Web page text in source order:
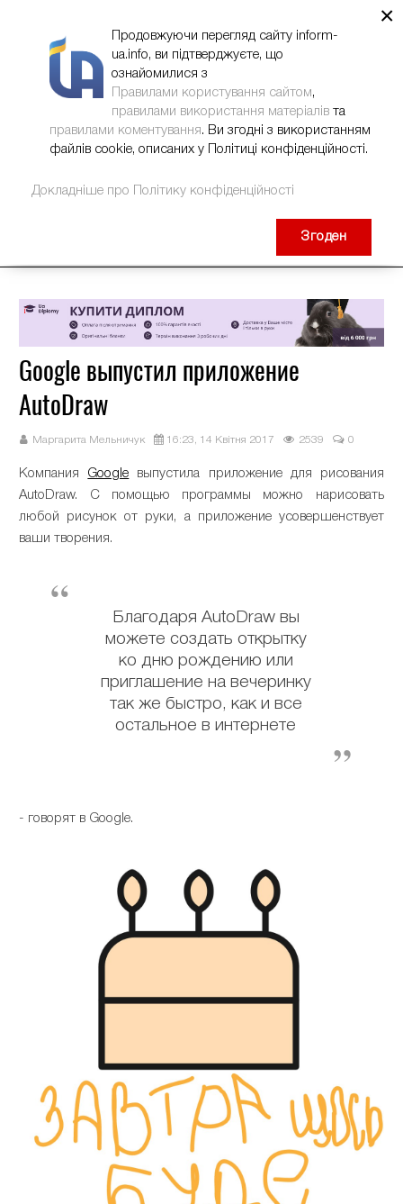
Google выпустил приложение
AutoDraw
Маргарита Мельничук 16:23, 14 Квітня 2017 2539 0
Компания Google выпустила приложение для рисования
AutoDraw. С помощью программы можно нарисовать
любой рисунок от руки, а приложение усовершенствует
ваши творения.
Благодаря AutoDraw вы
можете создать открытку
ко дню рождению или
приглашение на вечеринку
так же быстро, как и все
остальное в интернете
- говорят в Google.
×
Продовжуючи перегляд сайту inform-
ua.info, ви підтверджуєте, що
ознайомилися з
Правилами користування сайтом,
правилами використання матеріалів та
правилами коментування. Ви згодні з використанням
файлів cookie, описаних у Політиці конфіденційності.
Докладніше про Політику конфіденційності
Згоден